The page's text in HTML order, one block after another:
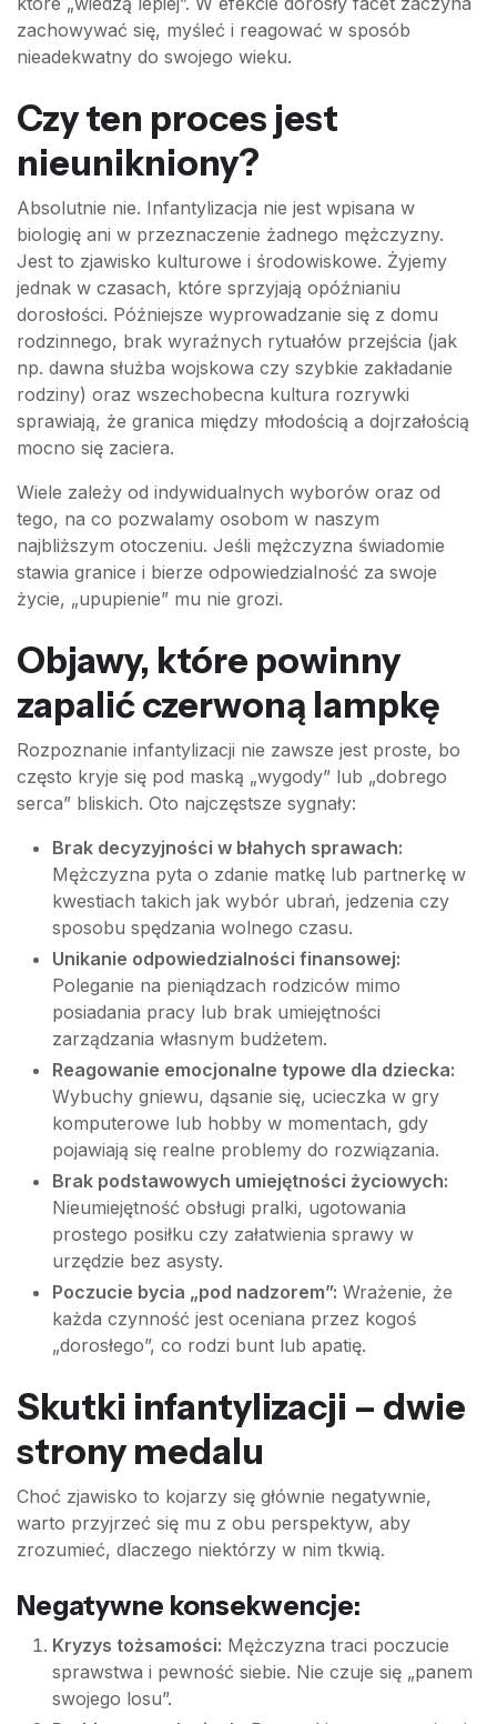
zachowywać się, myśleć i reagować w sposób
nieadekwatny do swojego wieku.
Czy ten proces jest
nieunikniony?
Absolutnie nie. Infantylizacja nie jest wpisana w
biologię ani w przeznaczenie żadnego mężczyzny.
Jest to zjawisko kulturowe i środowiskowe. Żyjemy
jednak w czasach, które sprzyjają opóźnianiu
dorosłości. Późniejsze wyprowadzanie się z domu
rodzinnego, brak wyraźnych rytuałów przejścia (jak
np. dawna służba wojskowa czy szybkie zakładanie
rodziny) oraz wszechobecna kultura rozrywki
sprawiają, że granica między młodością a dojrzałością
mocno się zaciera.
Wiele zależy od indywidualnych wyborów oraz od
tego, na co pozwalamy osobom w naszym
najbliższym otoczeniu. Jeśli mężczyzna świadomie
stawia granice i bierze odpowiedzialność za swoje
życie, „upupienie” mu nie grozi.
Objawy, które powinny
zapalić czerwoną lampkę
Rozpoznanie infantylizacji nie zawsze jest proste, bo
często kryje się pod maską „wygody” lub „dobrego
serca” bliskich. Oto najczęstsze sygnały:
Brak decyzyjności w błahych sprawach:
Mężczyzna pyta o zdanie matkę lub partnerkę w
kwestiach takich jak wybór ubrań, jedzenia czy
sposobu spędzania wolnego czasu.
Unikanie odpowiedzialności finansowej:
Poleganie na pieniądzach rodziców mimo
posiadania pracy lub brak umiejętności
zarządzania własnym budżetem.
Reagowanie emocjonalne typowe dla dziecka:
Wybuchy gniewu, dąsanie się, ucieczka w gry
komputerowe lub hobby w momentach, gdy
pojawiają się realne problemy do rozwiązania.
Brak podstawowych umiejętności życiowych:
Nieumiejętność obsługi pralki, ugotowania
prostego posiłku czy załatwienia sprawy w
urzędzie bez asysty.
Poczucie bycia „pod nadzorem”: Wrażenie, że
każda czynność jest oceniana przez kogoś
„dorosłego”, co rodzi bunt lub apatię.
Skutki infantylizacji – dwie
strony medalu
Choć zjawisko to kojarzy się głównie negatywnie,
warto przyjrzeć się mu z obu perspektyw, aby
zrozumieć, dlaczego niektórzy w nim tkwią.
Negatywne konsekwencje:
Kryzys tożsamości: Mężczyzna traci poczucie
sprawstwa i pewność siebie. Nie czuje się „panem
swojego losu”.